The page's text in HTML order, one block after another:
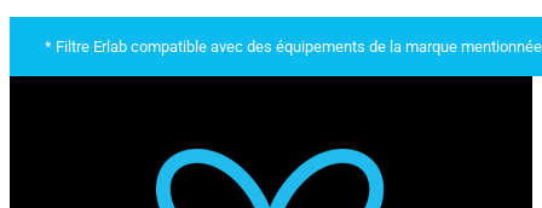
* Filtre Erlab compatible avec des équipements de la marque